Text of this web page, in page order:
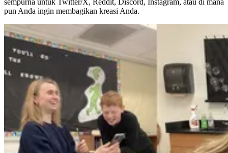
pun Anda ingin membagikan kreasi Anda.